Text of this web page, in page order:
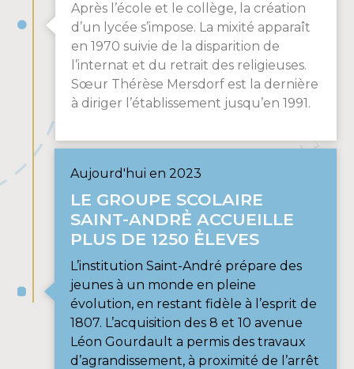
Après l’école et le collège, la création
d’un lycée s’impose. La mixité apparaît
en 1970 suivie de la disparition de
l’internat et du retrait des religieuses.
Sœur Thérèse Mersdorf est la dernière
à diriger l’établissement jusqu’en 1991.
Aujourd'hui en 2023
LE GROUPE SCOLAIRE
SAINT-ANDRẺ ACCUEILLE
PLUS DE 1250 ẺLEVES
L’institution Saint-André prépare des
jeunes à un monde en pleine
évolution, en restant fidèle à l’esprit de
1807. L’acquisition des 8 et 10 avenue
Léon Gourdault a permis des travaux
d’agrandissement, à proximité de l’arrêt